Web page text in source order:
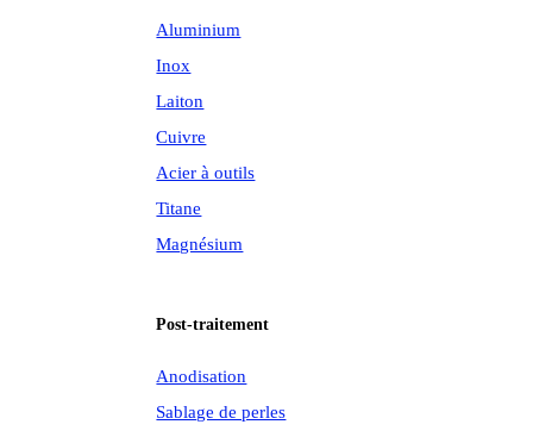
Aluminium
Inox
Laiton
Cuivre
Acier à outils
Titane
Magnésium
Post-traitement
Anodisation
Sablage de perles